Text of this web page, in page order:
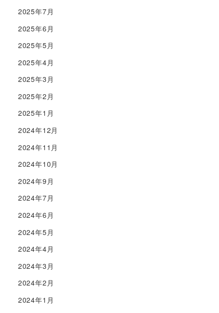
2025年7月
2025年6月
2025年5月
2025年4月
2025年3月
2025年2月
2025年1月
2024年12月
2024年11月
2024年10月
2024年9月
2024年7月
2024年6月
2024年5月
2024年4月
2024年3月
2024年2月
2024年1月